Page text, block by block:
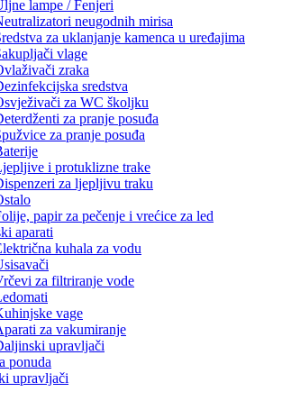
lampe / Fenjeri
neugodnih mirisa
za uklanjanje kamenca u uređajima
vlage
zraka
sredstva
za WC školjku
za pranje posuđa
za pranje posuđa
i protuklizne trake
za ljepljivu traku
papir za pečenje i vrećice za led
aparati
kuhala za vodu
za filtriranje vode
vage
za vakumiranje
upravljači
ponuda
upravljači